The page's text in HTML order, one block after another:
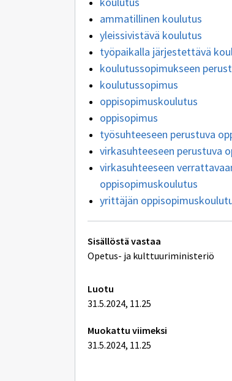
ammatillinen koulutus
yleissivistävä koulutus
työpaikalla järjestettävä
koulutussopimukseen
koulutussopimus
oppisopimuskoulutus
oppisopimus
työsuhteeseen perustuva
virkasuhteeseen perustuva
virkasuhteeseen
oppisopimuskoulutus
yrittäjän
Tekniset
lisätiedot
Sisällöstä vastaa
Opetus- ja kulttuuriministeriö
Luotu
31.5.2024, 11.25
Muokattu viimeksi
31.5.2024, 11.25